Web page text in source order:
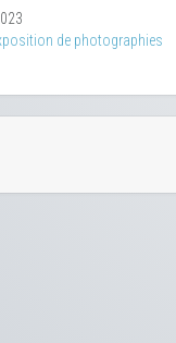
de photographies